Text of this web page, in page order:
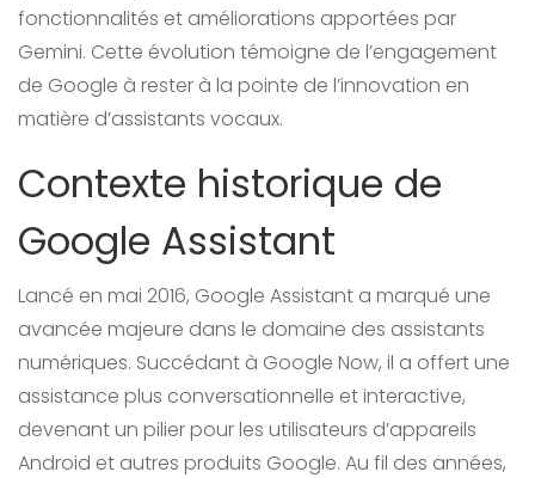
fonctionnalités et améliorations apportées par
Gemini. Cette évolution témoigne de l’engagement
de Google à rester à la pointe de l’innovation en
matière d’assistants vocaux.
Contexte historique de
Google Assistant
Lancé en mai 2016, Google Assistant a marqué une
avancée majeure dans le domaine des assistants
numériques. Succédant à Google Now, il a offert une
assistance plus conversationnelle et interactive,
devenant un pilier pour les utilisateurs d’appareils
Android et autres produits Google. Au fil des années,